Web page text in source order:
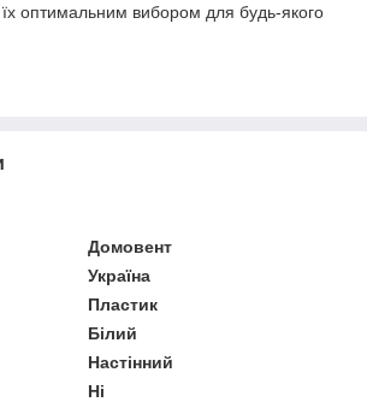
оптимальним вибором для будь-якого
Домовент
Україна
Пластик
Білий
Настінний
Ні